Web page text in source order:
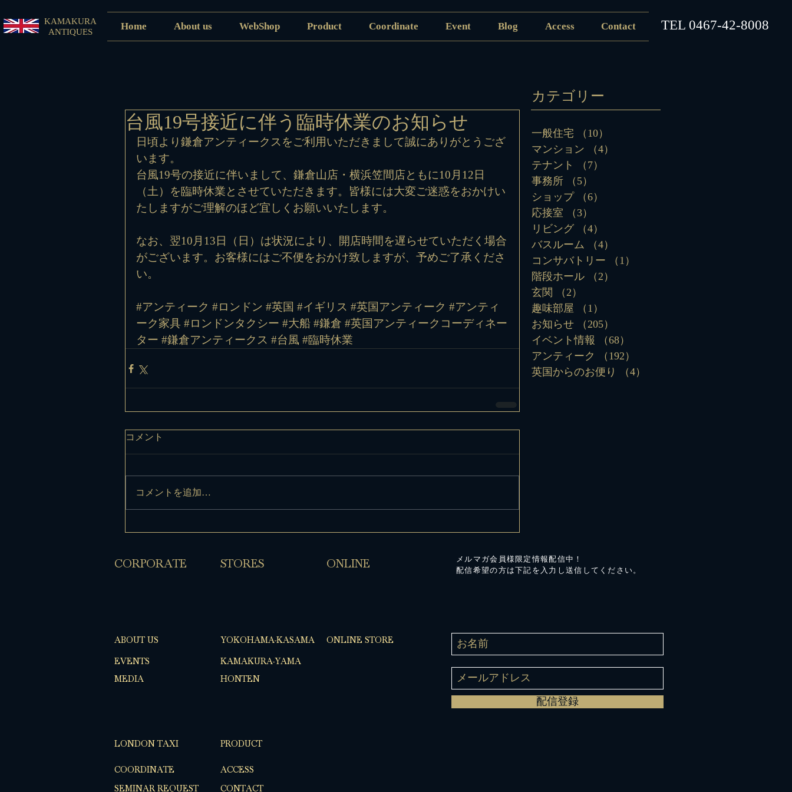
KAMAKURA
ANTIQUES
Home About us WebShop Product Coordinate Event Blog Access Contact ​TEL 0467-42-8008
台風19号接近に伴う臨時休業のお知らせ
日頃より鎌倉アンティークスをご利用いただきまして誠にありがとうござ
います。
台風19号の接近に伴いまして、鎌倉山店・横浜笠間店ともに10月12日
（土）を臨時休業とさせていただきます。皆様には大変ご迷惑をおかけい
たしますがご理解のほど宜しくお願いいたします。
なお、翌10月13日（日）は状況により、開店時間を遅らせていただく場合
がございます。お客様にはご不便をおかけ致しますが、予めご了承くださ
い。
#アンティーク #ロンドン #英国 #イギリス #英国アンティーク #アンティ
ーク家具 #ロンドンタクシー #大船 #鎌倉 #英国アンティークコーディネー
ター #鎌倉アンティークス #台風 #臨時休業
コメント
コメントを追加…
カテゴリー
一般住宅 （10）
マンション
（4）
テナント
（7）
事務所
（5）
ショップ
（6）
応接室
（3）
リビング
（4）
バスルーム
（4）
コンサバトリー
（1）
階段ホール
（2）
玄関
（2）
趣味部屋
（1）
お知らせ
（205）
イベント情報
（68）
アンティーク
（192）
英国からのお便り
（4）
​CORPORATE ​STORES ONLINE
メルマガ会員様限定情報配信中！
配信希望の方は下記を入力し送信してください。
ABOUT US
EVENTS
MEDIA
YOKOHAMA-KASAMA ONLINE STORE
KAMAKURA-YAMA
HONTEN
配信登録
LONDON TAXI
COORDINATE
SEMINAR REQUEST
PRODUCT
ACCESS
CONTACT